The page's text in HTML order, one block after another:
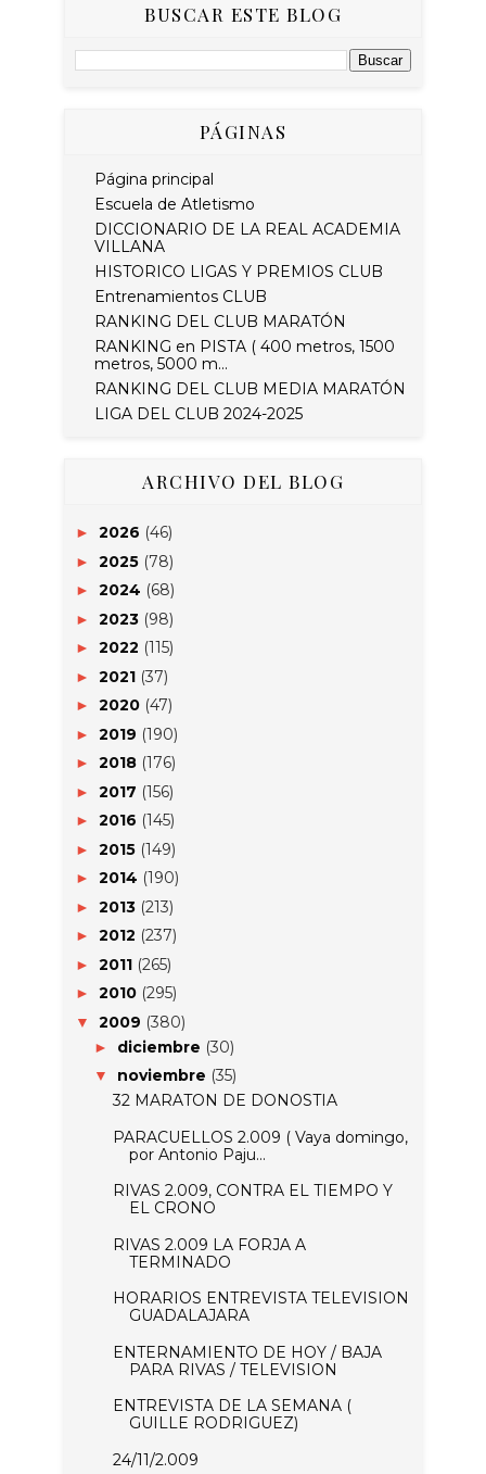
BUSCAR ESTE BLOG
PÁGINAS
Página principal
Escuela de Atletismo
DICCIONARIO DE LA REAL ACADEMIA
VILLANA
HISTORICO LIGAS Y PREMIOS CLUB
Entrenamientos CLUB
RANKING DEL CLUB MARATÓN
RANKING en PISTA ( 400 metros, 1500
metros, 5000 m...
RANKING DEL CLUB MEDIA MARATÓN
LIGA DEL CLUB 2024-2025
ARCHIVO DEL BLOG
► 2026 (46)
► 2025 (78)
► 2024 (68)
► 2023 (98)
► 2022 (115)
► 2021 (37)
► 2020 (47)
► 2019 (190)
► 2018 (176)
► 2017 (156)
► 2016 (145)
► 2015 (149)
► 2014 (190)
► 2013 (213)
► 2012 (237)
► 2011 (265)
► 2010 (295)
▼ 2009 (380)
► diciembre (30)
▼ noviembre (35)
32 MARATON DE DONOSTIA
PARACUELLOS 2.009 ( Vaya domingo,
por Antonio Paju...
RIVAS 2.009, CONTRA EL TIEMPO Y
EL CRONO
RIVAS 2.009 LA FORJA A
TERMINADO
HORARIOS ENTREVISTA TELEVISION
GUADALAJARA
ENTERNAMIENTO DE HOY / BAJA
PARA RIVAS / TELEVISION
ENTREVISTA DE LA SEMANA (
GUILLE RODRIGUEZ)
24/11/2.009